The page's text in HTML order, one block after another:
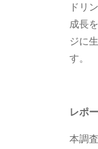
ドリ
成長
ジに
す。
レポ
本調